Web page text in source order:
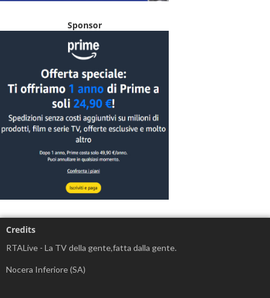
Sponsor
Credits
RTALive - La TV della gente,fatta dalla gente.
Nocera Inferiore (SA)